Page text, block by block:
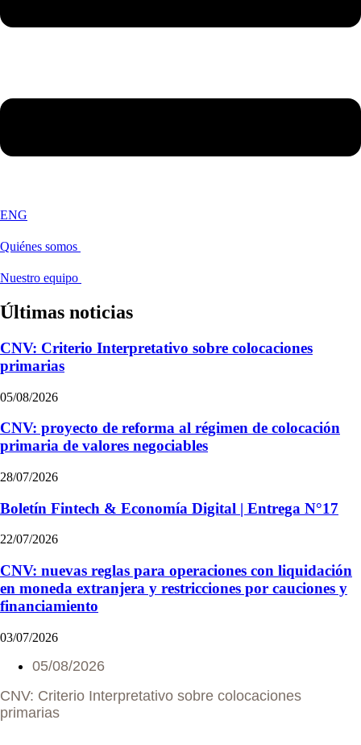
ENG
Quiénes somos
Nuestro equipo
Últimas noticias
CNV: Criterio Interpretativo sobre colocaciones
primarias
05/08/2026
CNV: proyecto de reforma al régimen de colocación
primaria de valores negociables
28/07/2026
Boletín Fintech & Economía Digital | Entrega N°17
22/07/2026
CNV: nuevas reglas para operaciones con liquidación
en moneda extranjera y restricciones por cauciones y
financiamiento
03/07/2026
05/08/2026
CNV: Criterio Interpretativo sobre colocaciones
primarias